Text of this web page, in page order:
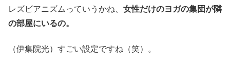
レズビアニズムっていうかね、 女性だけのヨガの集団が隣
の部屋にいるの。
（伊集院光）すごい設定ですね（笑）。